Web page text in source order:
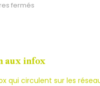
fermés
en
aux infox
qui circulent sur les